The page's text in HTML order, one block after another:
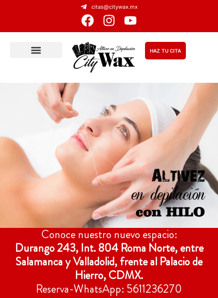
citas@citywax.mx
HAZ TU CITA
Conoce nuestro nuevo espacio:
Durango 243, Int. 804 Roma Norte, entre
Salamanca y Valladolid, frente al Palacio de
Hierro, CDMX.
Reserva-WhatsApp: 5611236270